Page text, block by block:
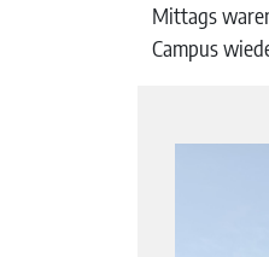
Mittags
Campus